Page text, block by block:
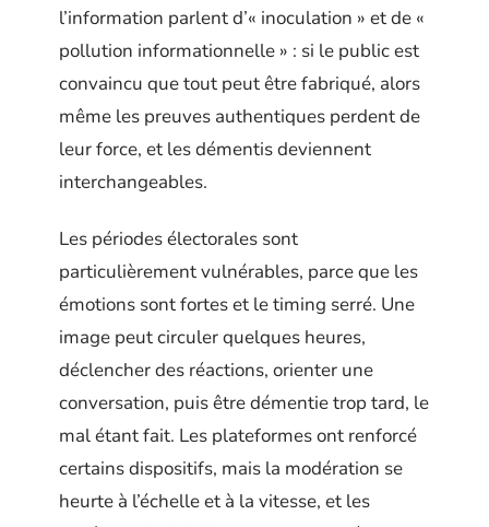
l’information parlent d’« inoculation » et de «
pollution informationnelle » : si le public est
convaincu que tout peut être fabriqué, alors
même les preuves authentiques perdent de
leur force, et les démentis deviennent
interchangeables.
Les périodes électorales sont
particulièrement vulnérables, parce que les
émotions sont fortes et le timing serré. Une
image peut circuler quelques heures,
déclencher des réactions, orienter une
conversation, puis être démentie trop tard, le
mal étant fait. Les plateformes ont renforcé
certains dispositifs, mais la modération se
heurte à l’échelle et à la vitesse, et les